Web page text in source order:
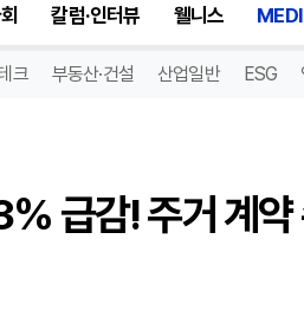
칼럼·인터뷰 웰니스
크 부동산·건설 산업일반 ESG
급감! 주거 계약